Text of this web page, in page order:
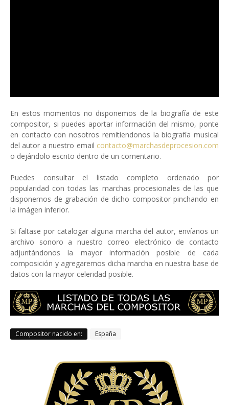
En estos momentos no disponemos de la biografía de este
compositor, si puedes aportar información del mismo, ponte
en contacto con nosotros remitiendonos la biografía musical
del autor a nuestro email contacto@marchasdeprocesion.com
o dejándolo escrito dentro de un comentario.
Puedes consultar el listado completo ordenado por
popularidad con todas las marchas procesionales de las que
disponemos de grabación de dicho compositor pinchando en
la imágen inferior.
Si faltase por catalogar alguna marcha del autor, envíanos un
archivo sonoro a nuestro correo electrónico de contacto
adjuntándonos la mayor información posible de cada
composición y agregaremos dicha marcha en nuestra base de
datos con la mayor celeridad posible.
Compositor nacido en: España